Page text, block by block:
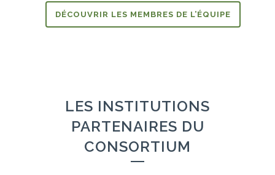
DÉCOUVRIR LES MEMBRES DE L’ÉQUIPE
LES INSTITUTIONS
PARTENAIRES DU
CONSORTIUM